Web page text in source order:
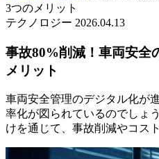
3つのメリット
テクノロジー 2026.04.13
事故80%削減！車両安全
メリット
車両安全管理のデジタル化が
率化が図られているのでしょ
けを通じて、事故削減やコス